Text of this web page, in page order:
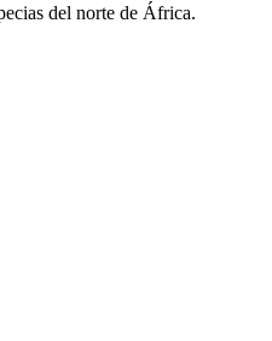
del norte de África.